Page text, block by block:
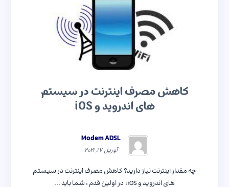
کاهش مصرف اینترنت در سیستم
های اندروید و iOS
Modem ADSL
آوریل ۱۷, ۲۰۲۱
چه مقدار اینترنت نیاز دارید؟ کاهش مصرف اینترنت در سیستم
های اندروید و iOS: در اولین قدم ، شما باید ...